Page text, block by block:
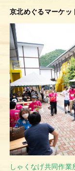
京北めぐるマーケ
しゃくなげ共同作業